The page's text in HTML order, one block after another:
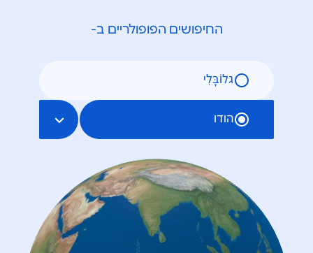
החיפושים הפופולריים ב-
גלוֹבָּלִי
הודו